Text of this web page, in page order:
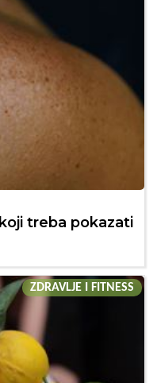
treba pokazati
ZDRAVLJE I FITNESS